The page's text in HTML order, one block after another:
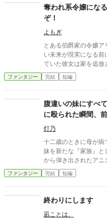
てを奪ったつもりですか？ ※１０話まで１日２回更新
１回予定です。 ※本
の雰囲気として楽し
掲載中。表紙はお借り
奪われ系令嬢にな
ぞ！
よもぎ
とある伯爵家の令嬢
い未来が現実になる前
ていた彼女は家を追放
た。
ファンタジー 完結 短編
腹違いの妹にすべ
に殴られた瞬間、
ちギレた場合。
灯乃
十二歳のときに母が病
妹を新たな『家族』と
から弾き出されたア
―。 タイトル通りの
ファンタジー 完結 短編
終わりにします
凪ことは。